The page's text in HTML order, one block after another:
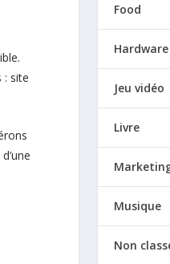
: site
Food
Hardware
Jeu vidéo
Livre
Musique
Non